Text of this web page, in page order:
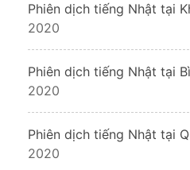
Phiên dịch tiếng Nhật tại
2020
Phiên dịch tiếng Nhật tại
2020
Phiên dịch tiếng Nhật tại
2020